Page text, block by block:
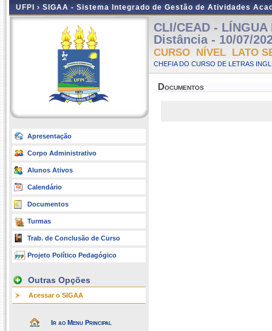
UFPI › SIGAA - Sistema Integrado de Gestão de Atividades
Apresentação
Corpo Administrativo
Alunos Ativos
Calendário
Documentos
Turmas
Trab. de Conclusão de Curso
Projeto Político Pedagógico
Outras Opções
Acessar o SIGAA
Ir ao Menu Principal
CLI/CEAD -
Distância - 10/07/
CURSO NÍVEL LATO
CHEFIA DO CURSO DE LETRAS
Documentos